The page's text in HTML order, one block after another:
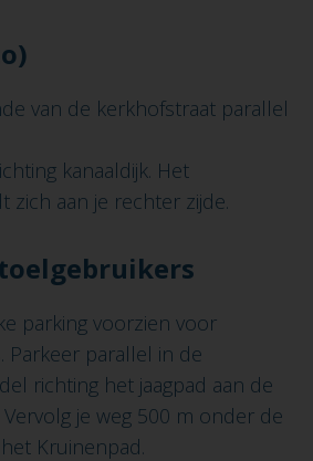
van de kerkhofstraat parallel
kanaaldijk. Het
zich aan je rechter zijde.
parking voorzien voor
Parkeer parallel in de
richting het jaagpad aan de
je weg 500 m onder de
Kruinenpad.